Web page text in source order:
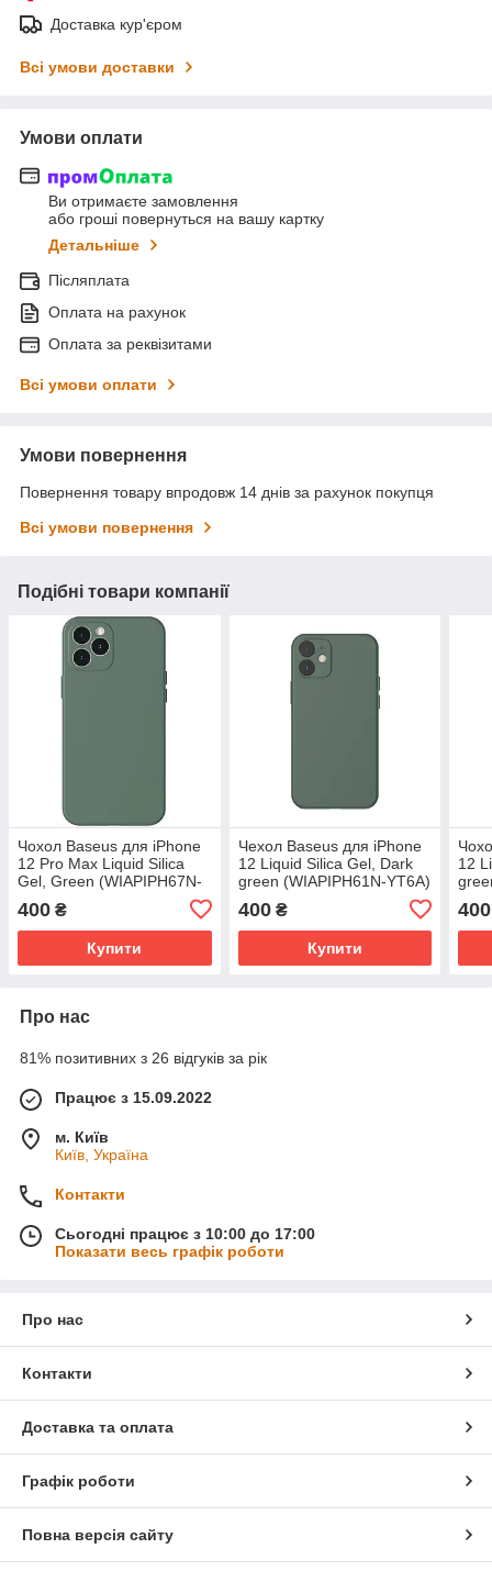
Доставка кур'єром
Всі умови доставки
Умови оплати
Ви отримаєте замовлення
або гроші повернуться на вашу картку
Детальніше
Післяплата
Оплата на рахунок
Оплата за реквізитами
Всі умови оплати
Умови повернення
Повернення товару впродовж 14 днів за рахунок покупця
Всі умови повернення
Подібні товари компанії
Чохол Baseus для iPhone
12 Pro Max Liquid Silica
Gel, Green (WIAPIPH67N-
400 ₴
Купити
Чехол Baseus для iPhone
12 Liquid Silica Gel, Dark
green (WIAPIPH61N-YT6A)
400₴
Купити
12
400
Про нас
81% позитивних з 26 відгуків за рік
Працює з 15.09.2022
м. Київ
Київ, Україна
Контакти
Сьогодні працює з 10:00 до 17:00
Показати весь графік роботи
Про нас
Контакти
Доставка та оплата
Графік роботи
Повна версія сайту